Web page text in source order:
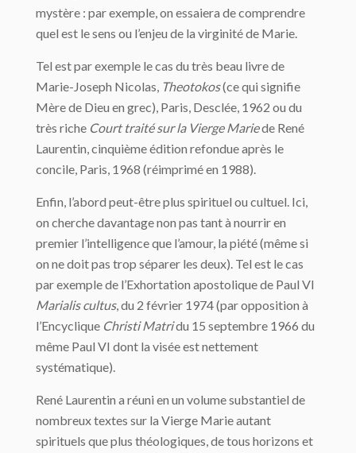
mystère : par exemple, on essaiera de comprendre
quel est le sens ou l’enjeu de la virginité de Marie.
Tel est par exemple le cas du très beau livre de
Marie-Joseph Nicolas, Theotokos(ce qui signifie
Mère de Dieu en grec), Paris, Desclée, 1962 ou du
très riche Court traité sur la Vierge Mariede René
Laurentin, cinquième édition refondue après le
concile, Paris, 1968 (réimprimé en 1988).
Enfin, l’abord peut-être plus spirituel ou cultuel. Ici,
on cherche davantage non pas tant à nourrir en
premier l’intelligence que l’amour, la piété (même si
on ne doit pas trop séparer les deux). Tel est le cas
par exemple de l’Exhortation apostolique de Paul VI
Marialis cultus, du 2 février 1974 (par opposition à
l’Encyclique Christi Matridu 15 septembre 1966 du
même Paul VI dont la visée est nettement
systématique).
René Laurentin a réuni en un volume substantiel de
nombreux textes sur la Vierge Marie autant
spirituels que plus théologiques, de tous horizons et